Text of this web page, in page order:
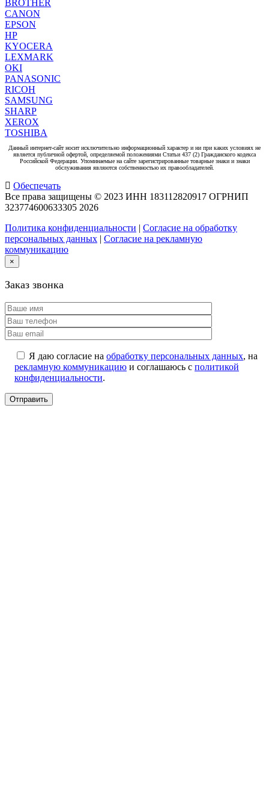
BROTHER
CANON
EPSON
HP
KYOCERA
LEXMARK
OKI
PANASONIC
RICOH
SAMSUNG
SHARP
XEROX
TOSHIBA
Данный интернет-сайт носит исключительно информационный характер и ни при каких условиях не
является публичной офертой, определяемой положениями Статьи 437 (2) Гражданского кодекса
Российской Федерации. Упоминаемые на сайте зарегистрированные товарные знаки и знаки
обслуживания являются собственностью их правообладателей.
Обеспечать
Все права защищены © 2023 ИНН 183112820917 ОГРНИП
323774600633305 2026
Политика конфиденциальности | Согласие на обработку
персональных данных | Согласие на рекламную
коммуникацию
×
Заказ звонка
Я даю согласие на обработку персональных данных, на
рекламную коммуникацию и соглашаюсь с политикой
конфиденциальности.